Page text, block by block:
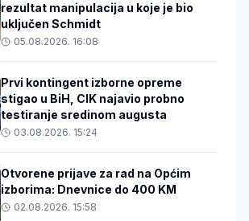
rezultat manipulacija u koje je bio
uključen Schmidt
05.08.2026. 16:08
Prvi kontingent izborne opreme
stigao u BiH, CIK najavio probno
testiranje sredinom augusta
03.08.2026. 15:24
Otvorene prijave za rad na Općim
izborima: Dnevnice do 400 KM
02.08.2026. 15:58